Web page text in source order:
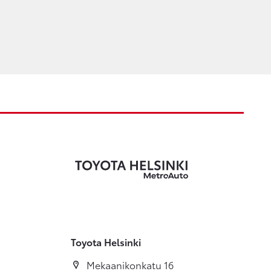
Toyota Helsinki
Mekaanikonkatu 16